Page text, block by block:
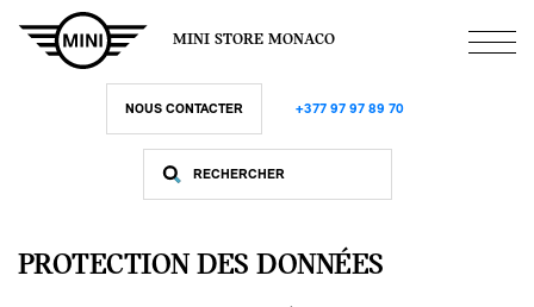
contenu
MINI STORE MONACO
NOUS CONTACTER +377 97 97 89 70
PROTECTION DES DONNÉES